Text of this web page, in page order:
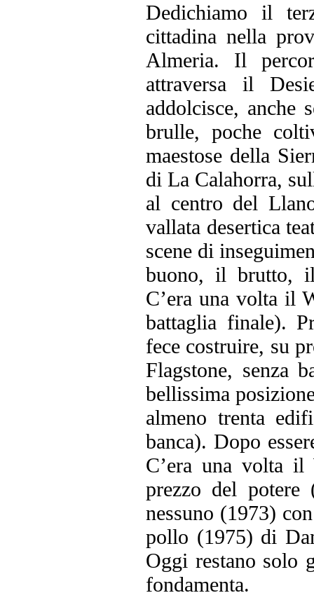
Dedichiamo il
cittadina nella
Almeria. Il
attraversa il
addolcisce, anche
brulle, poche
maestose della
di La Calahorra,
al centro del
vallata desertica
scene di
buono, il brutto,
C’era una volta il
battaglia finale).
fece costruire, su
Flagstone, senza
bellissima
almeno trenta
banca). Dopo
C’era una volta
prezzo del
nessuno (1973)
pollo (1975) di
Oggi restano solo
fondamenta.